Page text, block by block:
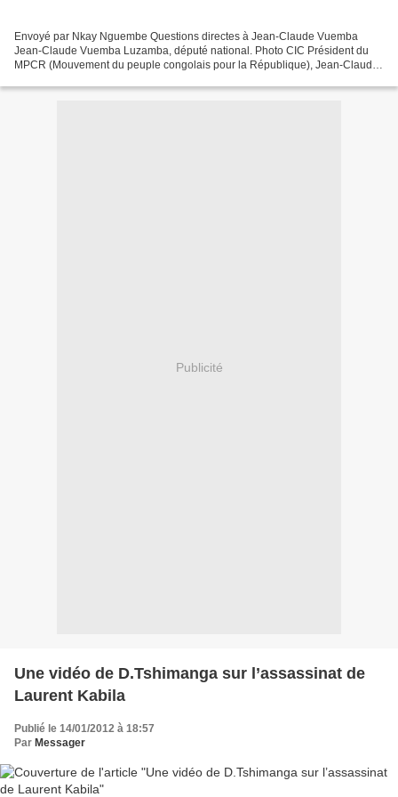
Envoyé par Nkay Nguembe Questions directes à Jean-Claude Vuemba
Jean-Claude Vuemba Luzamba, député national. Photo CIC Président du
MPCR (Mouvement du peuple congolais pour la République), Jean-Claude
Publicité
Une vidéo de D.Tshimanga sur l’assassinat de
Laurent Kabila
Publié le 14/01/2012 à 18:57
Par Messager